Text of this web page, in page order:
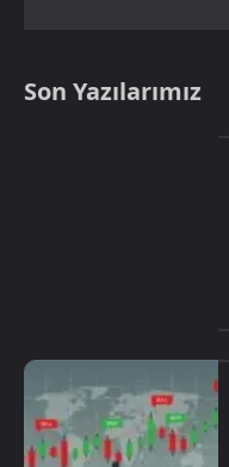
Son Yazılarımız